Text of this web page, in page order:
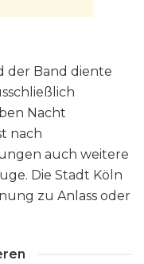
der Band diente
Nacht
nach
auch weitere
Die Stadt Köln
zu Anlass oder